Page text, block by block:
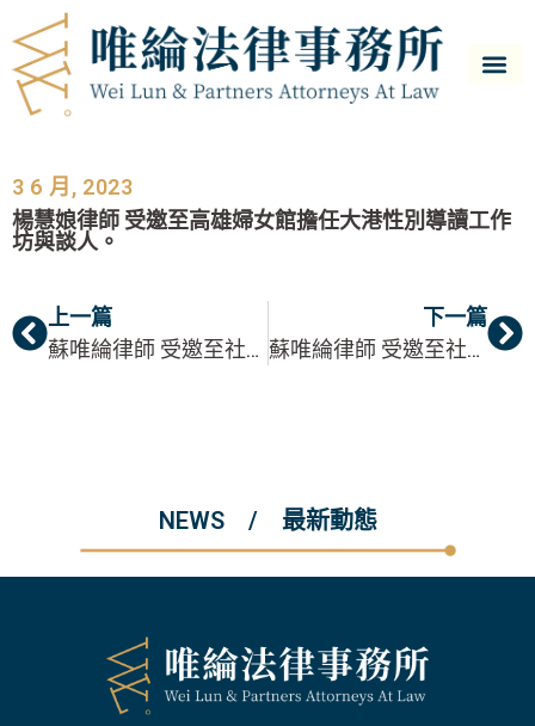
3 6 月, 2023
楊慧娘律師 受邀至高雄婦女館擔任大港性別導讀工作
坊與談人。
上一篇
蘇唯綸律師 受邀至社團法人大臺南熱蘭遮失智症協會臺南市家庭照顧者互助家園系列講座講授「預防詐騙知多少-長輩需留意的事」
下一篇
蘇唯綸律師 受邀至社團法人中華民國全國創新創業總會講授「契約與企業經營」（高雄場）
NEWS / 最新動態​